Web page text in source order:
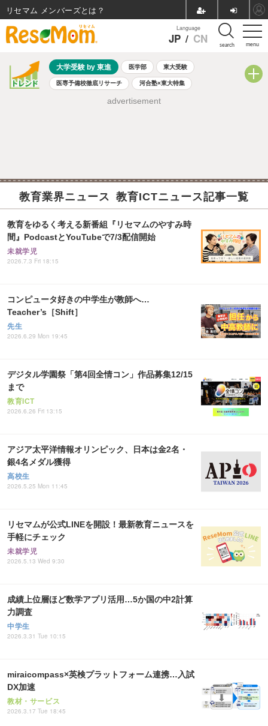
menu
Language
JP / CN search
大学受験 by 東進 医学部 東大受験
医専予備校徹底リサーチ 河合塾×東大特集
高校受験 中学受験
advertisement
教育業界ニュース 教育ICTニュース記事一覧
教育をゆるく考える新番組『リセマムのやすみ時
間』PodcastとYouTubeで7/3配信開始
未就学児
2026.7.3 Fri 18:15
コンピュータ好きの中学生が教師へ…
Teacher’s［Shift］
先生
2026.6.29 Mon 19:45
デジタル学園祭「第4回全情コン」作品募集12/15
まで
教育ICT
2026.6.26 Fri 13:15
アジア太平洋情報オリンピック、日本は金2名・
銀4名メダル獲得
高校生
2026.5.25 Mon 11:45
リセマムが公式LINEを開設！最新教育ニュースを
手軽にチェック
未就学児
2026.5.13 Wed 9:30
成績上位層ほど数学アプリ活用…5か国の中2計算
力調査
中学生
2026.3.31 Tue 10:15
miraicompass×英検プラットフォーム連携…入試
DX加速
教材・サービス
2026.3.17 Tue 18:45
リセマム メンバーズ